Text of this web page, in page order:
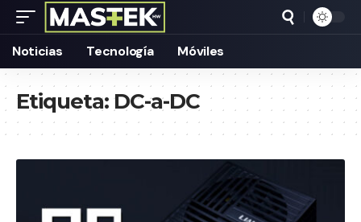
Noticias Tecnología Móviles
Etiqueta:DC-a-DC